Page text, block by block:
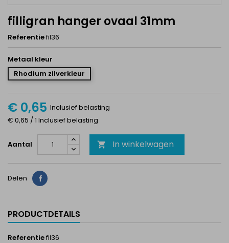
filligran hanger ovaal 31mm
Referentiefil36
Metaal kleur
Rhodium zilverkleur
€ 0,65 Inclusief belasting
€ 0,65 / 1 Inclusief belasting
Aantal  In winkelwagen
Delen Delen
PRODUCTDETAILS
Referentiefil36